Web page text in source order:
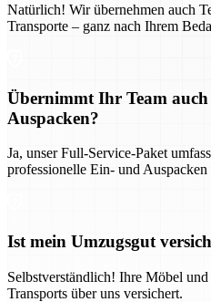
Natürlich! Wir übernehmen auch
Transporte – ganz nach Ihrem
Übernimmt Ihr Team
Auspacken?
Ja, unser Full-Service-Paket
professionelle Ein- und
Ist mein Umzugsgut
Selbstverständlich! Ihre Möbel
Transports über uns versichert.